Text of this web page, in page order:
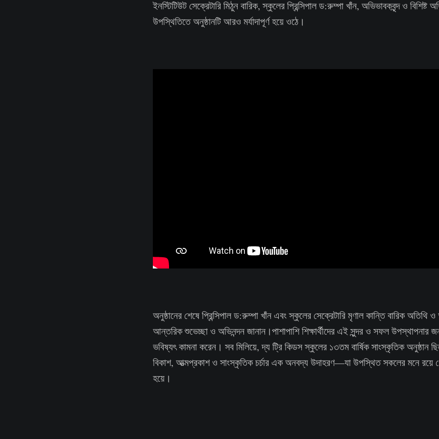
ইনস্টিটিউট সেক্রেটারি মিঠুন বারিক, স্কুলের প্রিন্সিপাল ড:রুম্পা খাঁন, অভিভাবকবৃন্দ ও বিশিষ্ট
উপস্থিতিতে অনুষ্ঠানটি আরও মর্যাদাপূর্ণ হয়ে ওঠে।
অনুষ্ঠানের শেষে প্রিন্সিপাল ড:রুম্পা খাঁন এবং স্কুলের সেক্রেটারি মৃণাল কান্তি বারিক অতিথি
আন্তরিক শুভেচ্ছা ও অভিনন্দন জানান।পাশাপাশি শিক্ষার্থীদের এই সুন্দর ও সফল উপস্থাপনার
ভবিষ্যৎ কামনা করেন। সব মিলিয়ে, দ্য ট্রি কিডস স্কুলের ১৩তম বার্ষিক সাংস্কৃতিক অনুষ্ঠান
বিকাশ, আত্মপ্রকাশ ও সাংস্কৃতিক চর্চার এক অনবদ্য উদাহরণ—যা উপস্থিত সকলের মনে রয়ে
হয়ে।